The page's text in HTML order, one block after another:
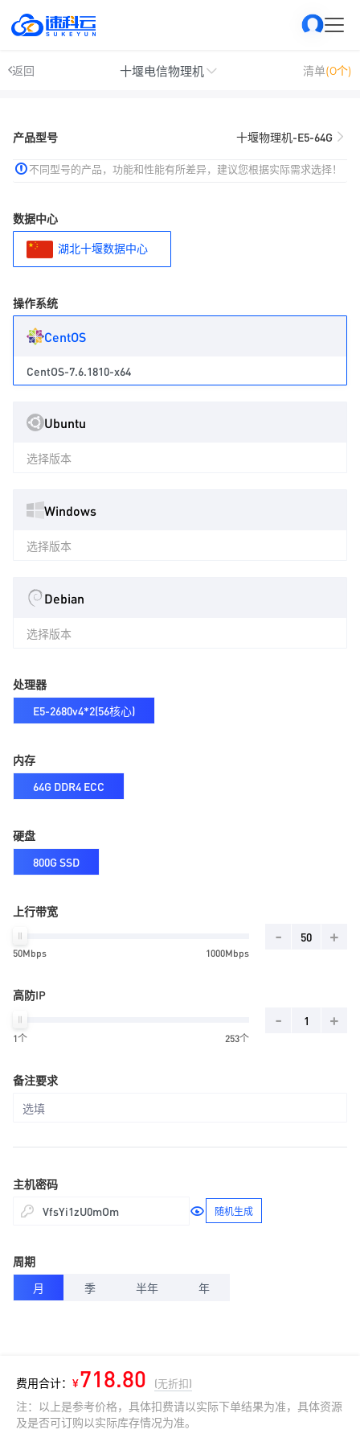
返回 十堰电信物理机 清单(0个)
产品型号 十堰物理机-E5-64G
不同型号的产品，功能和性能有所差异，建议您根据实际需求选择！
数据中心
湖北十堰数据中心
操作系统
CentOS
CentOS-7.6.1810-x64
Ubuntu
选择版本
Windows
选择版本
Debian
选择版本
处理器
E5-2680v4*2(56核心)
内存
64G DDR4 ECC
硬盘
800G SSD
上行带宽
50Mbps 1000Mbps
- +
高防IP
1个 253个
- +
备注要求
主机密码
随机生成
周期
月
季 半年 年
费用合计： ¥718.80 (无折扣)
注：以上是参考价格，具体扣费请以实际下单结果为准，具体资源
及是否可订购以实际库存情况为准。